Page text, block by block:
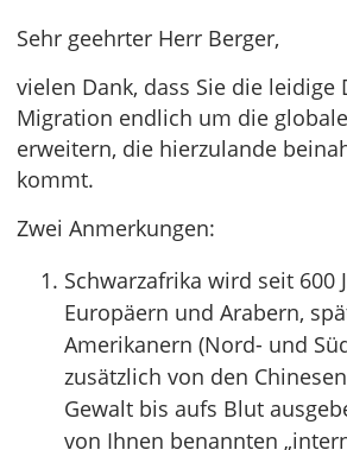
Sehr geehrter Herr Berger,
vielen Dank, dass Sie die leidige
Migration endlich um die
erweitern, die hierzulande
kommt.
Zwei Anmerkungen:
Schwarzafrika wird seit 600
Europäern und Arabern,
Amerikanern (Nord- und
zusätzlich von den
Gewalt bis aufs Blut
von Ihnen benannten